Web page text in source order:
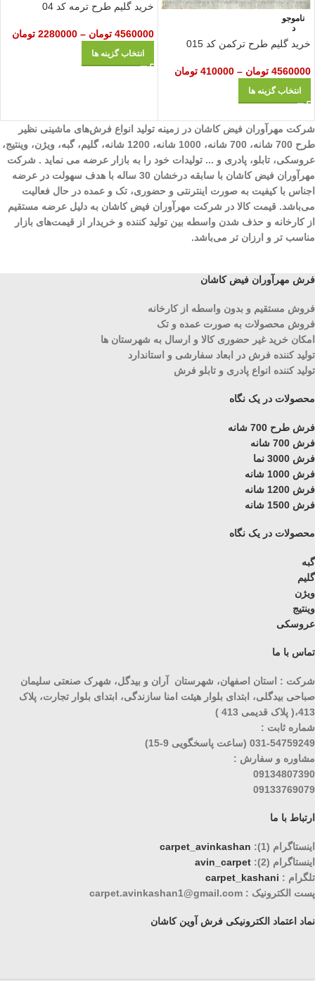
ناموجو
د
خرید گلیم طرح ترکمن کد 015
4560000 تومان –
410000 تومان
انتخاب گزینه ها
خرید گلیم طرح ترمه کد 04
4560000 تومان –
2280000 تومان
انتخاب گزینه ها
شرکت مهرآوران فیض کاشان در زمینه تولید انواع فرش‌های ماشینی نظیر
طرح 700 شانه، 700 شانه، 1000 شانه، 1200 شانه، گلیم، گبه، ویژن، وینتیج،
عروسکی، تابلو، پادری و ... تولیدات خود را به بازار عرضه می نماید . شرکت
مهرآوران فیض کاشان با سابقه درخشان 30 ساله با هدف سهولت در عرضه
اجناس با کیفیت به صورت اینترنتی و حضوری، تک و عمده در حال فعالیت
می‌باشد. قیمت کالا در شرکت مهرآوران فیض کاشان به دلیل عرضه مستقیم
از کارخانه و حذف شدن واسطه بین تولید کننده و خریدار از قیمت‌های بازار
مناسب تر و ارزان تر می‌باشد.
فرش مهرآوران فیض کاشان
فروش مستقیم و بدون واسطه از کارخانه
فروش محصولات به صورت عمده و تک
امکان خرید غیر حضوری کالا و ارسال به شهرستان ها
تولید کننده فرش در ابعاد سفارشی و استاندارد
تولید کننده انواع پادری و تابلو فرش
محصولات در یک نگاه
فرش طرح 700 شانه
فرش 700 شانه
فرش 3000 نما
فرش 1000 شانه
فرش 1200 شانه
فرش 1500 شانه
محصولات در یک نگاه
گبه
گلیم
ویژن
وینتیج
عروسکی
تماس با ما
شرکت : استان اصفهان، شهرستان آران و بیدگل، شهرک صنعتی سلیمان
صباحی بیدگلی، ابتدای بلوار هیئت امنا سازندگی، ابتدای بلوار تجارت، پلاک
413،( پلاک قدیمی 413 )
شماره ثابت :
031-54759249 (ساعت پاسخگویی 9-15)
مشاوره و سفارش :
09134807390
09133769079
ارتباط با ما
اینستاگرام (1):
carpet_avinkashan
اینستاگرام (2):
avin_carpet
تلگرام : carpet_kashani
پست الکترونیک : carpet.avinkashan1@gmail.com
نماد اعتماد الکترونیکی فرش آوین کاشان